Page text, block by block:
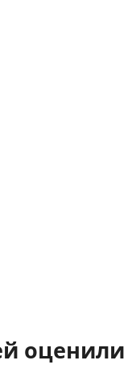
оценили